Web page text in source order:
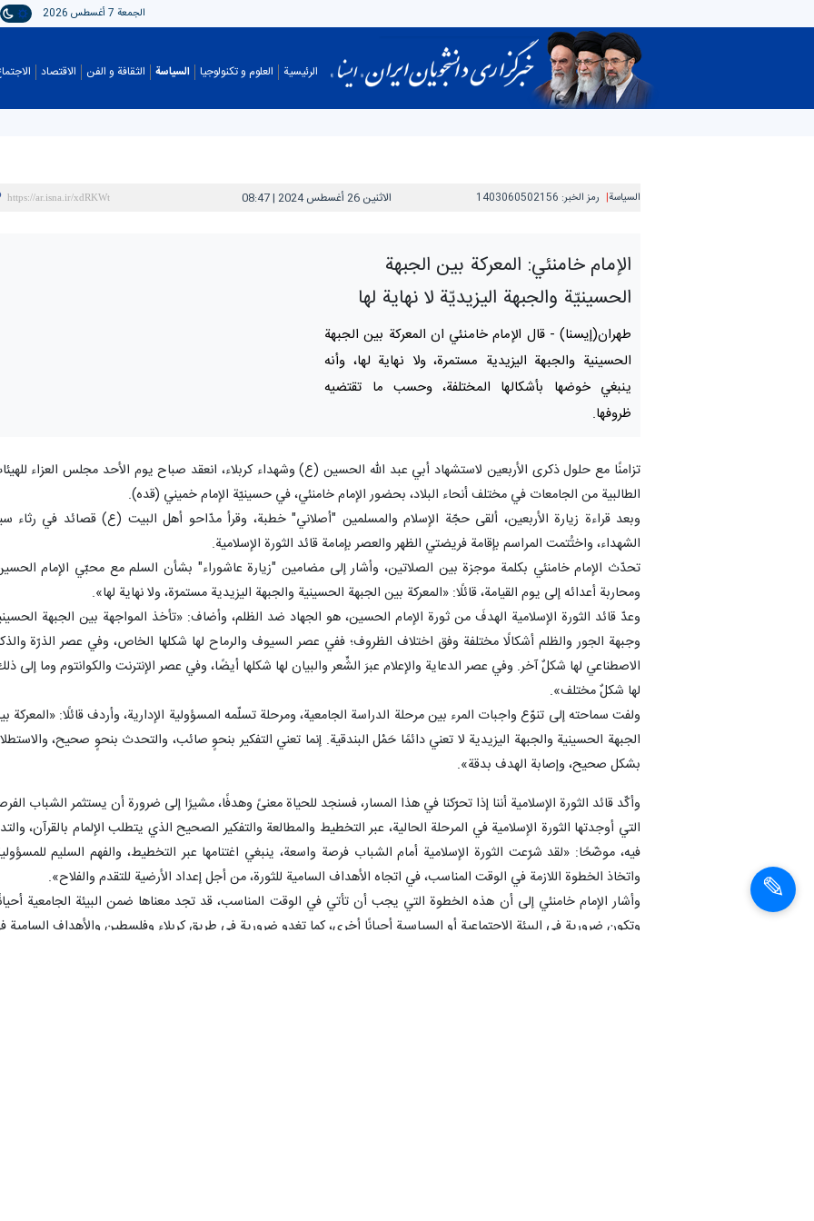
الجمعة 7 أغسطس 2026
الرئيسية العلوم و تکنولوجیا السیاسة الثقافة و الفن الاقتصاد
السیاسة رمز الخبر: 1403060502156 الاثنين 26 أغسطس 2024 | 08:47
الإمام خامنئي: المعركة بين الجبهة
الحسينيّة والجبهة اليزيديّة لا نهاية لها
طهران(إیسنا) - قال الإمام خامنئي ان المعركة بين الجبهة
الحسينية والجبهة اليزيدية مستمرة، ولا نهاية لها، وأنه
ينبغي خوضها بأشكالها المختلفة، وحسب ما تقتضيه
ظروفها.
تزامنًا مع حلول ذكرى الأربعين لاستشهاد أبي عبد الله الحسين (ع) وشهداء كربلاء، انعقد صباح يوم الأحد مجلس العزاء
الطالبية من الجامعات في مختلف أنحاء البلاد، بحضور الإمام خامنئي، في حسينيّة الإمام خميني (قده).
وبعد قراءة زيارة الأربعين، ألقى حجّة الإسلام والمسلمين "أصلاني" خطبة، وقرأ مدّاحو أهل البيت (ع) قصائد في رثاء
الشهداء، واختُتمت المراسم بإقامة فريضتي الظهر والعصر بإمامة قائد الثورة الإسلامية.
تحدّث الإمام خامنئي بكلمة موجزة بين الصلاتين، وأشار إلى مضامين "زيارة عاشوراء" بشأن السلم مع محبّي الإمام
ومحاربة أعدائه إلى يوم القيامة، قائلًا: «المعركة بين الجبهة الحسينية والجبهة اليزيدية مستمرّة، ولا نهاية لها».
وعدّ قائد الثورة الإسلامية الهدفَ من ثورة الإمام الحسين، هو الجهاد ضد الظلم، وأضاف: «تأخذ المواجهة بين الجبهة
وجبهة الجور والظلم أشكالًا مختلفة وفق اختلاف الظروف؛ ففي عصر السيوف والرماح لها شكلها الخاص، وفي عصر الذرّة
الاصطناعي لها شكلٌ آخر. وفي عصر الدعاية والإعلام عبرَ الشِّعر والبيان لها شكلها أيضًا، وفي عصر الإنترنت والكوانتوم وما إلى
لها شكلٌ مختلف».
ولفت سماحته إلى تنوّع واجبات المرء بين مرحلة الدراسة الجامعية، ومرحلة تسلّمه المسؤولية الإدارية، وأردف قائلًا: «المعركة
الجبهة الحسينية والجبهة اليزيدية لا تعني دائمًا حَمْل البندقية. إنما تعني التفكير بنحوٍ صائب، والتحدث بنحوٍ صحيح،
بشكل صحيح، وإصابة الهدف بدقة».
وأكّد قائد الثورة الإسلامية أننا إذا تحرّكنا في هذا المسار، فسنجد للحياة معنىً وهدفًا، مشيرًا إلى ضرورة أن يستثمر الشباب
التي أوجدتها الثورة الإسلامية في المرحلة الحالية، عبر التخطيط والمطالعة والتفكير الصحيح الذي يتطلب الإلمام بالقرآن،
فيه، موضّحًا: «لقد شرّعت الثورة الإسلامية أمام الشباب فرصة واسعة، ينبغي اغتنامها عبر التخطيط، والفهم السليم
واتخاذ الخطوة اللازمة في الوقت المناسب، في اتجاه الأهداف السامية للثورة، من أجل إعداد الأرضية للتقدم والفلاح».
وأشار الإمام خامنئي إلى أن هذه الخطوة التي يجب أن تأتي في الوقت المناسب، قد تجد معناها ضمن البيئة الجامعية
وتكون ضرورية في البيئة الاجتماعية أو السياسية أحيانًا أخرى، كما تغدو ضرورية في طريق كربلاء وفلسطين والأهداف السامية